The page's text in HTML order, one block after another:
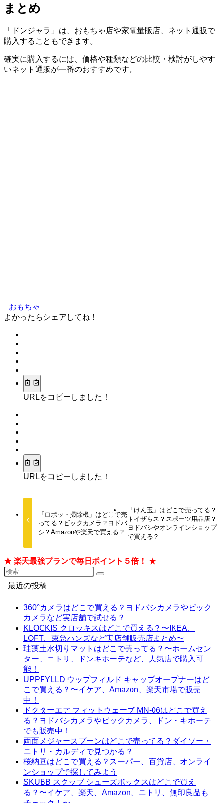
まとめ
「ドンジャラ」は、おもちゃ店や家電量販店、ネット通販で
購入することもできます。
確実に購入するには、価格や種類などの比較・検討がしやす
いネット通販が一番のおすすめです。
おもちゃ
よかったらシェアしてね！
URLをコピーしました！
URLをコピーしました！
「ロボット掃除機」はどこで売
ってる？ビックカメラ？ヨドバ
シ？Amazonや楽天で買える？
「けん玉」はどこで売ってる？
トイザらス？スポーツ用品店？
ヨドバシやオンラインショップ
で買える？
★ 楽天最強プランで毎日ポイント５倍！ ★
最近の投稿
360°カメラはどこで買える？ヨドバシカメラやビック
カメラなど実店舗で試せる？
KLOCKIS クロッキスはどこで買える？〜IKEA、
LOFT、東急ハンズなど実店舗販売店まとめ〜
珪藻土水切りマットはどこで売ってる？〜ホームセン
ター、ニトリ、ドンキホーテなど、人気店で購入可
能！
UPPFYLLD ウップフィルド キャップオープナーはど
こで買える？〜イケア、Amazon、楽天市場で販売
中！
ドクターエア フィットウェーブ MN-06はどこで買え
る？ヨドバシカメラやビックカメラ、ドン・キホーテ
でも販売中！
両面メジャースプーンはどこで売ってる？ダイソー・
ニトリ・カルディで見つかる？
桜納豆はどこで買える？スーパー、百貨店、オンライ
ンショップで探してみよう
SKUBB スクッブ シューズボックスはどこで買え
る？〜イケア、楽天、Amazon、ニトリ、無印良品も